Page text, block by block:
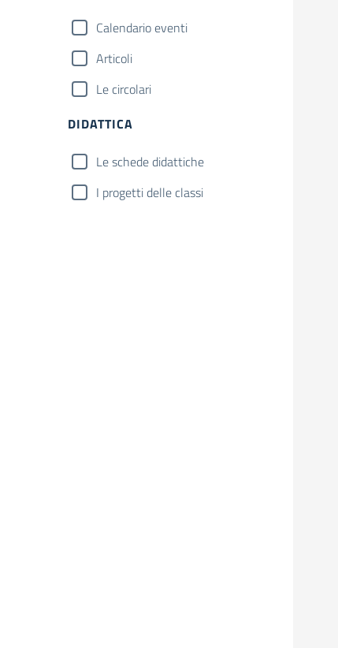
Calendario eventi
Articoli
Le circolari
DIDATTICA
Le schede didattiche
I progetti delle classi